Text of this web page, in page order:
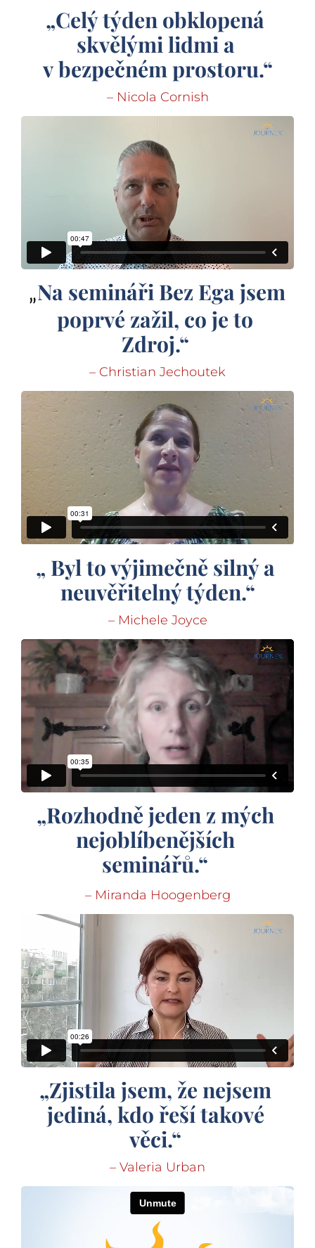
„Celý týden obklopená
skvělými lidmi a
v bezpečném prostoru.“
– Nicola Cornish
„Na semináři Bez Ega jsem
poprvé zažil, co je to
Zdroj.“
– Christian Jechoutek
„ Byl to výjimečně silný a
neuvěřitelný týden.“
– Michele Joyce
„Rozhodně jeden z mých
nejoblíbenějších
seminářů.“
– Miranda Hoogenberg
„Zjistila jsem, že nejsem
jediná, kdo řeší takové
věci.“
– Valeria Urban